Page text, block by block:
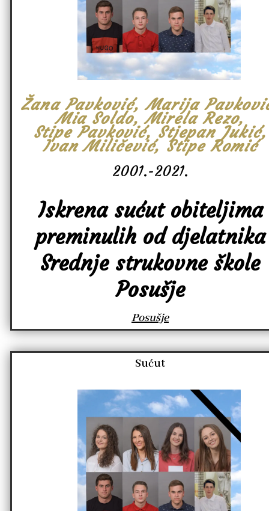
Žana Pavković, Marija
Mia Soldo, Mirela Rezo,
Stipe Pavković, Stjepan Jukić,
Ivan Miličević, Stipe Romić
2001.-2021.
Iskrena sućut obiteljima
preminulih od djelatnika
Srednje strukovne škole
Posušje
Posušje
Sućut